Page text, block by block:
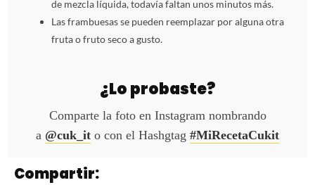
de mezcla líquida, todavía faltan unos minutos más.
Las frambuesas se pueden reemplazar por alguna otra
fruta o fruto seco a gusto.
¿Lo probaste?
Comparte la foto en Instagram nombrando
a @cuk_it o con el Hashgtag #MiRecetaCukit
Compartir: